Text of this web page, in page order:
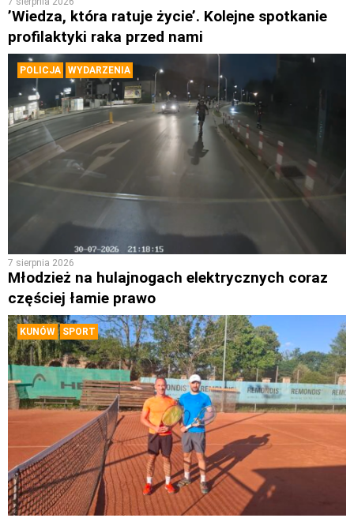
’Wiedza, która ratuje życie’. Kolejne spotkanie
profilaktyki raka przed nami
POLICJA WYDARZENIA
7 sierpnia 2026
Młodzież na hulajnogach elektrycznych coraz
częściej łamie prawo
KUNÓW SPORT